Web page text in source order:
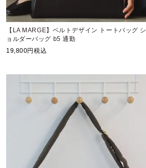
【LA MARGE】ベルトデザイン トートバッグ シ
ョルダーバッグ b5 通勤
19,800 税込